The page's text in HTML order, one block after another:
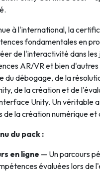
à l'international, la
fondamentales en
de l'interactivité dans les
AR/VR et bien
du débogage, de la
de la création et de
Unity. Un véritable
de la création numérique
du pack :
en ligne — Un parcours
évaluées lors de